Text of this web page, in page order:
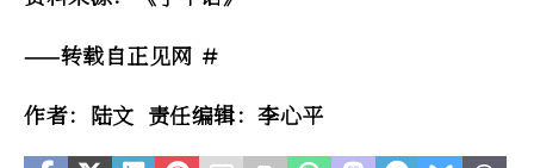
——转载自正见网 ＃
作者：陆文 责任编辑：李心平